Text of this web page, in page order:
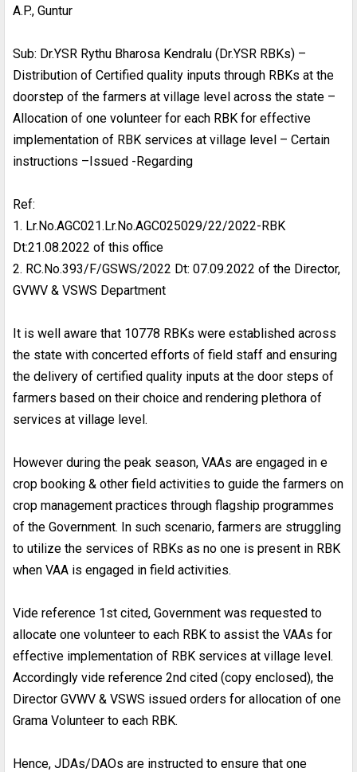
A.P., Guntur
Sub: Dr.YSR Rythu Bharosa Kendralu (Dr.YSR RBKs) –
Distribution of Certified quality inputs through RBKs at the
doorstep of the farmers at village level across the state –
Allocation of one volunteer for each RBK for effective
implementation of RBK services at village level – Certain
instructions –Issued -Regarding
Ref:
1. Lr.No.AGC021.Lr.No.AGC025029/22/2022-RBK
Dt:21.08.2022 of this office
2. RC.No.393/F/GSWS/2022 Dt: 07.09.2022 of the Director,
GVWV & VSWS Department
It is well aware that 10778 RBKs were established across
the state with concerted efforts of field staff and ensuring
the delivery of certified quality inputs at the door steps of
farmers based on their choice and rendering plethora of
services at village level.
However during the peak season, VAAs are engaged in e
crop booking & other field activities to guide the farmers on
crop management practices through flagship programmes
of the Government. In such scenario, farmers are struggling
to utilize the services of RBKs as no one is present in RBK
when VAA is engaged in field activities.
Vide reference 1st cited, Government was requested to
allocate one volunteer to each RBK to assist the VAAs for
effective implementation of RBK services at village level.
Accordingly vide reference 2nd cited (copy enclosed), the
Director GVWV & VSWS issued orders for allocation of one
Grama Volunteer to each RBK.
Hence, JDAs/DAOs are instructed to ensure that one